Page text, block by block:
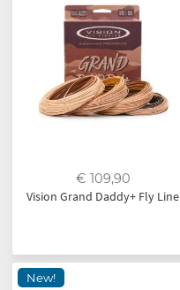
€ 109,90
Vision Grand Daddy+ Fly Line
New!